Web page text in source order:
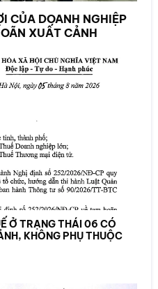
CỦA DOANH NGHIỆP
XUẤT CẢNH
Ở TRẠNG THÁI 06 CÓ
KHÔNG PHỤ THUỘC